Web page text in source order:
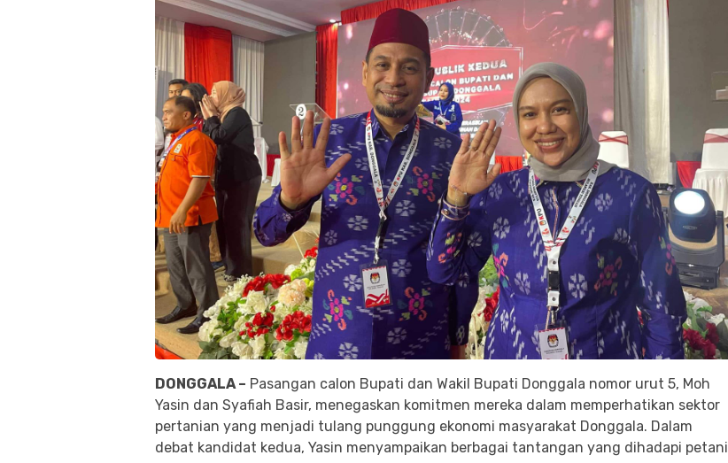
DONGGALA – Pasangan calon Bupati dan Wakil Bupati Donggala nomor urut 5, Moh
Yasin dan Syafiah Basir, menegaskan komitmen mereka dalam memperhatikan sektor
pertanian yang menjadi tulang punggung ekonomi masyarakat Donggala. Dalam
debat kandidat kedua, Yasin menyampaikan berbagai tantangan yang dihadapi petani